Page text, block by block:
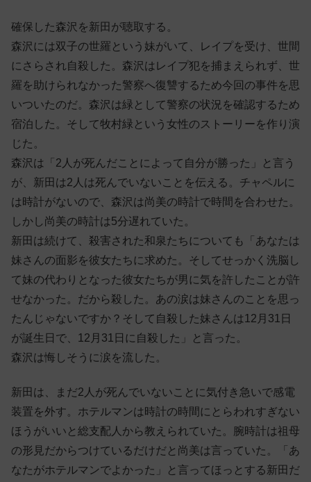
確保した森沢を新田が聴取する。
森沢には双子の世羅という妹がいて、レイプを受け、世間
にさらされ自殺した。森沢はレイプ犯を捕まえられず、世
羅を助けられなかった警察へ復讐するため今回の事件を思
いついたのだ。森沢は緑として警察の状況を確認するため
宿泊した。そして牧村緑という女性のストーリーを作り演
じた。
森沢は「2人が死んだことによって自分が勝った」と言う
が、新田は2人は死んでいないことを伝える。チャペルに
は時計がないので、森沢は尚美の時計で時間を合わせた。
しかし尚美の時計は5分遅れていた。
新田は続けて、殺害された和泉たちについても「あなたは
妹さんの面影を彼女たちに求めた。そしてせっかく洗脳し
て妹の代わりとなった彼女たちが男に気を許したことが許
せなかった。だから殺した。あの涙は妹さんのことを思っ
たんじゃないですか？そして自殺した妹さんは12月31日
が誕生日で、12月31日に自殺した」と言った。
森沢は悔しそうに涙を流した。
新田は、まだ2人が死んでいないことに気付き急いで感電
装置を外す。ホテルマンは時計の時間にとらわれすぎない
ほうがいいと総支配人から教えられていた。腕時計は祖母
の形見だからつけているだけだと尚美は言っていた。「あ
なたがホテルマンでよかった」と言ってほっとする新田だ